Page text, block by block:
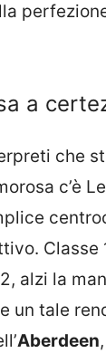
a
che
c’è
Classe
alzi la
un tale
Aberdeen